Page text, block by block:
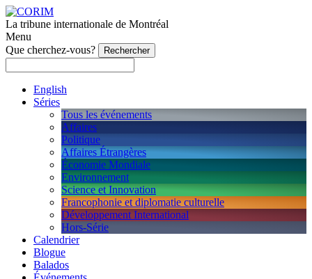
La tribune internationale de Montréal
Menu
Que cherchez-vous?
English
Séries
Tous les événements
Affaires
Politique
Affaires Étrangères
Économie Mondiale
Environnement
Science et Innovation
Francophonie et diplomatie culturelle
Développement International
Hors-Série
Calendrier
Blogue
Balados